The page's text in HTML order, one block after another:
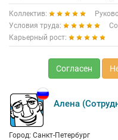
Коллектив:
Условия труда:
Карьерный рост:
Согласен
Алена
Город: Санкт-Петербург